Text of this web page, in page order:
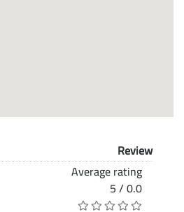
Review
Average rating
0.0 / 5